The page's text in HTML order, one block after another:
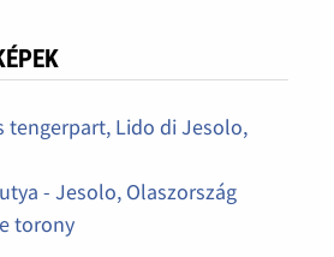
tengerpart, Lido di Jesolo,
- Jesolo, Olaszország
torony